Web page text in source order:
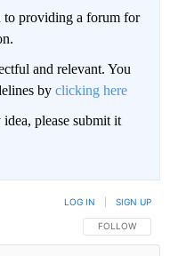
providing a forum for
and relevant. You
by clicking here
please submit it
FOLLOW THIS
FOLLOW
LOG IN SIGN UP